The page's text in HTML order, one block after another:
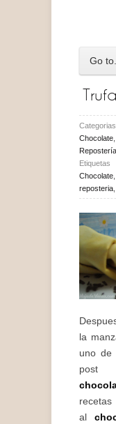
Categorias
Chocolate,
Repostería
Etiquetas
Chocolate,
reposteria,
la
uno de
post
al